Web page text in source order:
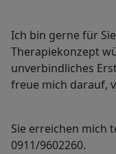
Ich bin gerne für
Therapiekonzept
unverbindliches
freue mich darauf,
Sie erreichen mich
0911/9602260.